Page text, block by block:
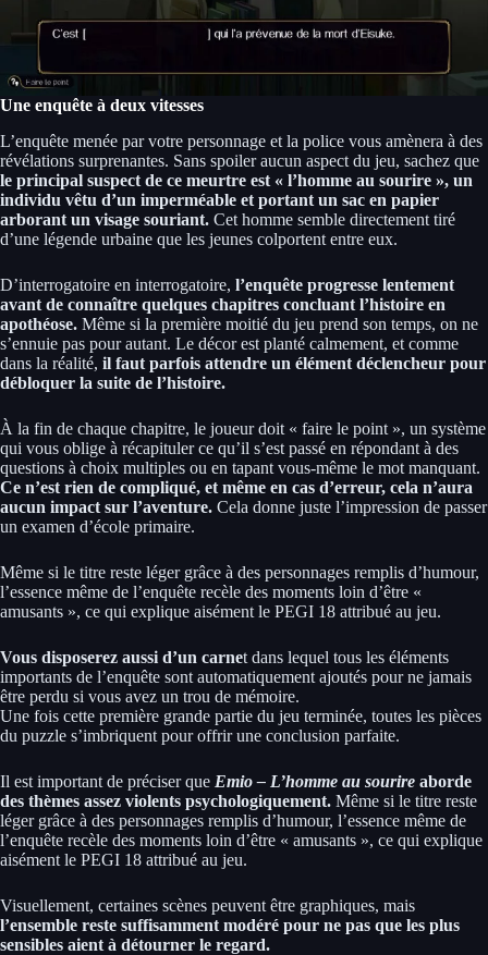
Une enquête à deux vitesses
L’enquête menée par votre personnage et la police vous amènera à des
révélations surprenantes. Sans spoiler aucun aspect du jeu, sachez que
le principal suspect de ce meurtre est « l’homme au sourire », un
individu vêtu d’un imperméable et portant un sac en papier
arborant un visage souriant. Cet homme semble directement tiré
d’une légende urbaine que les jeunes colportent entre eux.
D’interrogatoire en interrogatoire, l’enquête progresse lentement
avant de connaître quelques chapitres concluant l’histoire en
apothéose. Même si la première moitié du jeu prend son temps, on ne
s’ennuie pas pour autant. Le décor est planté calmement, et comme
dans la réalité, il faut parfois attendre un élément déclencheur pour
débloquer la suite de l’histoire.
À la fin de chaque chapitre, le joueur doit « faire le point », un système
qui vous oblige à récapituler ce qu’il s’est passé en répondant à des
questions à choix multiples ou en tapant vous-même le mot manquant.
Ce n’est rien de compliqué, et même en cas d’erreur, cela n’aura
aucun impact sur l’aventure. Cela donne juste l’impression de passer
un examen d’école primaire.
Même si le titre reste léger grâce à des personnages remplis d’humour,
l’essence même de l’enquête recèle des moments loin d’être «
amusants », ce qui explique aisément le PEGI 18 attribué au jeu.
Vous disposerez aussi d’un carnet dans lequel tous les éléments
importants de l’enquête sont automatiquement ajoutés pour ne jamais
être perdu si vous avez un trou de mémoire.
Une fois cette première grande partie du jeu terminée, toutes les pièces
du puzzle s’imbriquent pour offrir une conclusion parfaite.
Il est important de préciser que Emio – L’homme au sourire aborde
des thèmes assez violents psychologiquement. Même si le titre reste
léger grâce à des personnages remplis d’humour, l’essence même de
l’enquête recèle des moments loin d’être « amusants », ce qui explique
aisément le PEGI 18 attribué au jeu.
Visuellement, certaines scènes peuvent être graphiques, mais
l’ensemble reste suffisamment modéré pour ne pas que les plus
sensibles aient à détourner le regard.